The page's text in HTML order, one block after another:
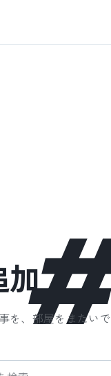
加
を、部屋をまたいで